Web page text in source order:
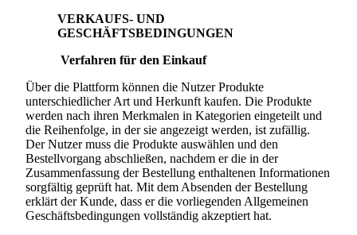
VERKAUFS- UND
GESCHÄFTSBEDINGUNGEN
Verfahren für den Einkauf
Über die Plattform können die Nutzer Produkte
unterschiedlicher Art und Herkunft kaufen. Die Produkte
werden nach ihren Merkmalen in Kategorien eingeteilt und
die Reihenfolge, in der sie angezeigt werden, ist zufällig.
Der Nutzer muss die Produkte auswählen und den
Bestellvorgang abschließen, nachdem er die in der
Zusammenfassung der Bestellung enthaltenen Informationen
sorgfältig geprüft hat. Mit dem Absenden der Bestellung
erklärt der Kunde, dass er die vorliegenden Allgemeinen
Geschäftsbedingungen vollständig akzeptiert hat.